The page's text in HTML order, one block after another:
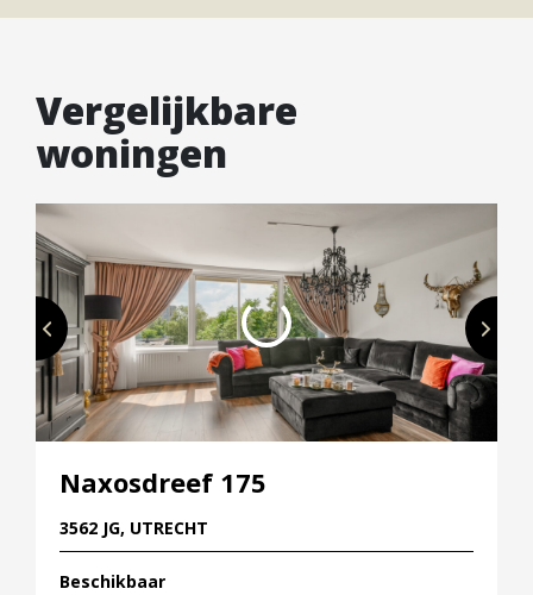
Vergelijkbare
woningen
Naxosdreef 175
3562 JG, UTRECHT
Beschikbaar